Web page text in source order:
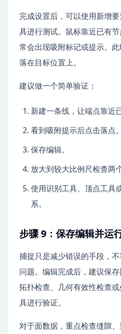
完成设置后，可以使用新增
具进行测试。鼠标靠近已有
常会出现吸附标记或提示。
落在目标位置上。
建议做一个简单验证：
新建一条线，让端点靠近
看到吸附提示后点击落点。
保存编辑。
放大到较大比例尺检查两
使用识别工具、顶点工具
系。
步骤 9：保存编辑并运
捕捉只是减少错误的手段，
问题。编辑完成后，建议保
拓扑检查、几何有效性检查
具进行验证。
对于面数据，重点检查缝隙